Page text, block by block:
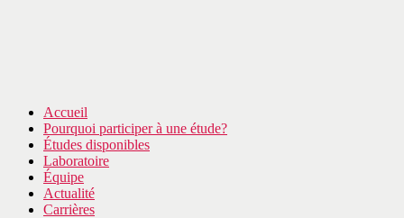
Accueil
Pourquoi participer à une étude?
Études disponibles
Laboratoire
Équipe
Actualité
Carrières